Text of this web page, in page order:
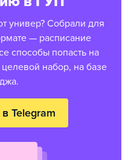
универ? Собрали для
— расписание
способы попасть на
набор, на базе
Telegram